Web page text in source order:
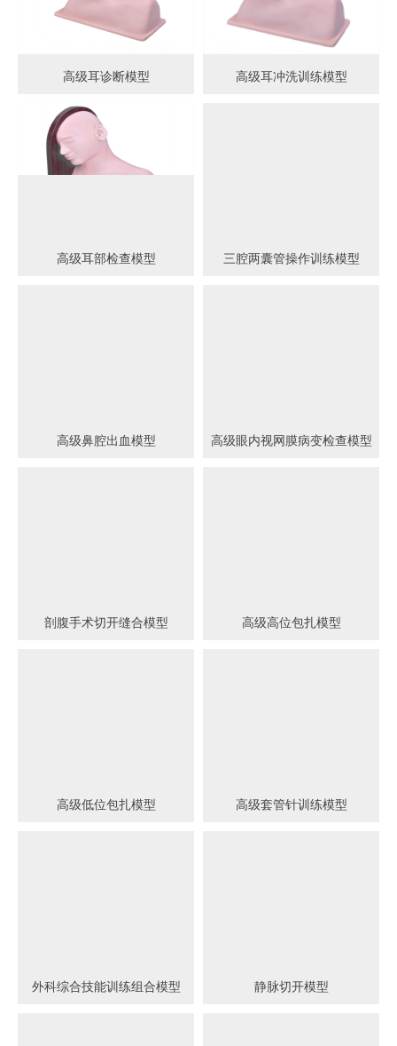
高级耳诊断模型 高级耳冲洗训练模型
高级耳部检查模型 三腔两囊管操作训练模型
高级鼻腔出血模型 高级眼内视网膜病变检查模型
剖腹手术切开缝合模型 高级高位包扎模型
高级低位包扎模型 高级套管针训练模型
外科综合技能训练组合模型 静脉切开模型